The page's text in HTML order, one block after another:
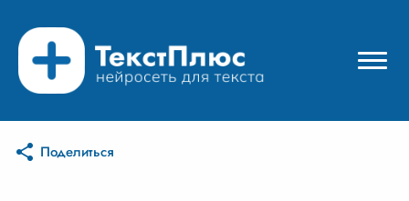
Режимы нейросети
Поделиться